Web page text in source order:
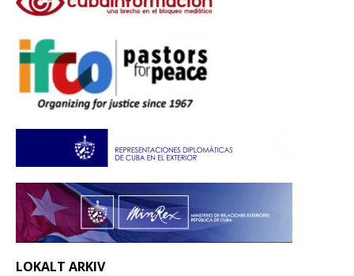
LOKALT ARKIV